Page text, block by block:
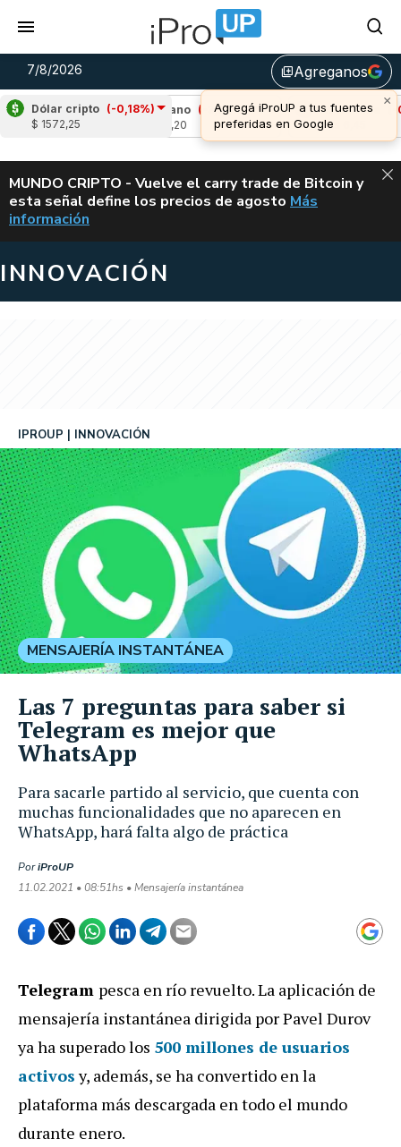
7/8/2026 library_addAgreganos
Dólar cripto (-0,18%)
$ 1572,25
Cardano
(-3,89%)
Avalanche (-0,47%)
u$s 6,45
ALERTA
MUNDO CRIPTO - Vuelve el carry trade de Bitcoin y
esta señal define los precios de agosto VUELVE EL
Más
información
INNOVACIÓN
Para sacarle partido al servicio, que cuenta con
muchas funcionalidades que no aparecen en
WhatsApp, hará falta algo de práctica
IPROUP INNOVACIÓN
PoriProUP
11.02.2021 • 08:51hs • Mensajería instantánea
MENSAJERÍA INSTANTÁNEA
Las 7 preguntas para saber si
Telegram es mejor que
WhatsApp
Telegram pesca en río revuelto. La aplicación de
mensajería instantánea dirigida por Pavel Durov
ya ha superado los 500 millones de usuarios
activosy, además, se ha convertido en la
plataforma más descargada en todo el mundo
durante enero.